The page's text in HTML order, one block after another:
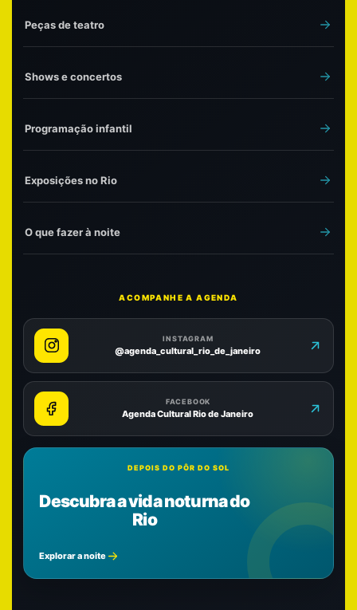
Peças de teatro
Shows e concertos
Programação infantil
Exposições no Rio
O que fazer à noite
ACOMPANHE A AGENDA
INSTAGRAM
@agenda_cultural_rio_de_janeiro
FACEBOOK
Agenda Cultural Rio de Janeiro
DEPOIS DO PÔR DO SOL
Descubra a vida noturna do
Rio
Explorar a noite